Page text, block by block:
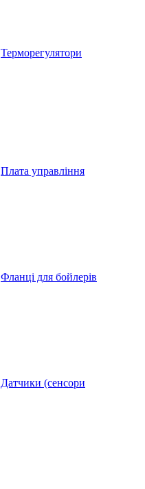
Терморегулятори
Плата управління
Фланці для бойлерів
Датчики (сенсори